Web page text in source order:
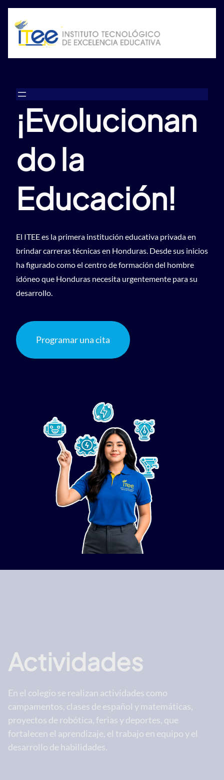
¡Evolucionan
do la
Educación!
El ITEE es la primera institución educativa privada en
brindar carreras técnicas en Honduras. Desde sus inicios
ha figurado como el centro de formación del hombre
idóneo que Honduras necesita urgentemente para su
desarrollo.
Programar una cita
Actividades
En el colegio se realizan actividades como
campamentos, clases de español y matemáticas,
proyectos de robótica, ferias y deportes, que
fortalecen el aprendizaje, el trabajo en equipo y el
desarrollo de habilidades.